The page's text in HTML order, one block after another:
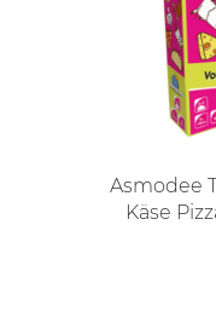
Asmodee
Käse